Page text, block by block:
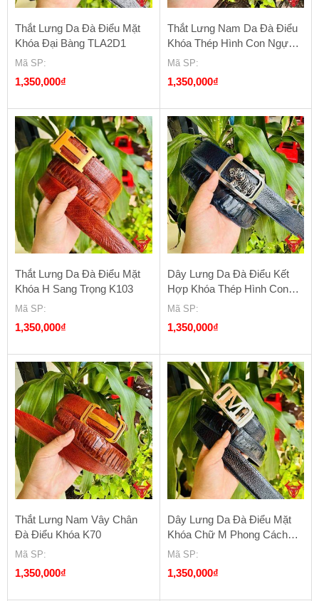
Thắt Lưng Da Đà Điểu Mặt
Khóa Đại Bàng TLA2D1
Mã SP:
1,350,000₫
Thắt Lưng Nam Da Đà Điểu
Khóa Thép Hình Con Ngựa
K4
Mã SP:
1,350,000₫
Thắt Lưng Da Đà Điểu Mặt
Khóa H Sang Trọng K103
Mã SP:
1,350,000₫
Dây Lưng Da Đà Điểu Kết
Hợp Khóa Thép Hình Con
Hổ K18
Mã SP:
1,350,000₫
Thắt Lưng Nam Vây Chân
Đà Điểu Khóa K70
Mã SP:
1,350,000₫
Dây Lưng Da Đà Điểu Mặt
Khóa Chữ M Phong Cách
K20
Mã SP:
1,350,000₫